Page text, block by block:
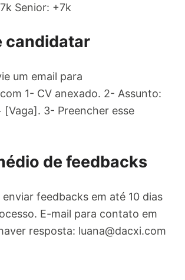
Senior: +7k
candidatar
um email para
1- CV anexado. 2- Assunto:
[Vaga]. 3- Preencher esse
de feedbacks
feedbacks em até 10 dias
E-mail para contato em
resposta: luana@dacxi.com